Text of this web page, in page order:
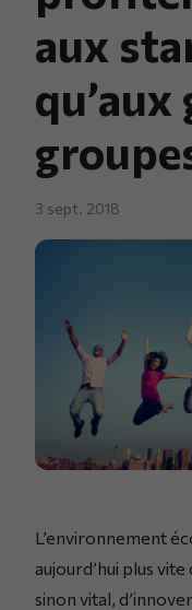
aux
3 sept. 2018
L’environnement
aujourd’hui plus
sinon vital,